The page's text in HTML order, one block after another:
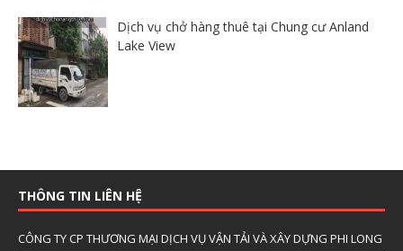
Dịch vụ chở hàng thuê tại Chung cư Anland
Lake View
THÔNG TIN LIÊN HỆ
CÔNG TY CP THƯƠNG MẠI DỊCH VỤ VẬN TẢI VÀ XÂY DỰNG PHI LONG